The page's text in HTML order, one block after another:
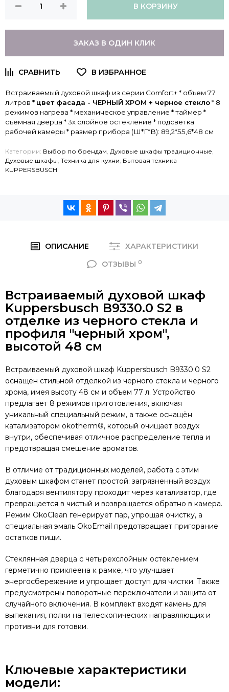
В КОРЗИНУ
ЗАКАЗ В ОДИН КЛИК
Встраиваемый духовой шкаф из серии Comfort+ * объем 77
литров * цвет фасада - ЧЕРНЫЙ ХРОМ + черное стекло* 8
режимов нагрева * механическое управление * таймер *
съемная дверца * 3х слойное остекление * подсветка
рабочей камеры * размер прибора (Ш*Г*В): 89,2*55,6*48 см
Категории: Выбор по брендам, Духовые шкафы традиционные,
Духовые шкафы, Техника для кухни, Бытовая техника
KUPPERSBUSCH
ОПИСАНИЕ
ХАРАКТЕРИСТИКИ
ОТЗЫВЫ 0
Встраиваемый духовой шкаф
Kuppersbusch B9330.0 S2 в
отделке из черного стекла и
профиля "черный хром",
высотой 48 см
Встраиваемый духовой шкаф Kuppersbusch B9330.0 S2
оснащён стильной отделкой из черного стекла и черного
хрома, имея высоту 48 см и объем 77 л. Устройство
предлагает 8 режимов приготовления, включая
уникальный специальный режим, а также оснащён
катализатором ökotherm®, который очищает воздух
внутри, обеспечивая отличное распределение тепла и
предотвращая смешение ароматов.
В отличие от традиционных моделей, работа с этим
духовым шкафом станет простой: загрязненный воздух
благодаря вентилятору проходит через катализатор, где
превращается в чистый и возвращается обратно в камера.
Режим OkoClean генерирует пар, упрощая очистку, а
специальная эмаль OkoEmail предотвращает пригорание
остатков пищи.
Стеклянная дверца с четырехслойным остеклением
герметично приклеена к рамке, что улучшает
энергосбережение и упрощает доступ для чистки. Также
предусмотрены поворотные переключатели и защита от
случайного включения. В комплект входят камень для
выпекания, полки на телескопических направляющих и
противни для готовки.
Ключевые характеристики
модели: